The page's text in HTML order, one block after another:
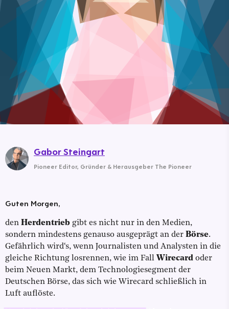
Guten Morgen,
den Herdentrieb gibt es nicht nur in den Medien,
sondern mindestens genauso ausgeprägt an der Börse.
Gefährlich wird‘s, wenn Journalisten und Analysten in die
gleiche Richtung losrennen, wie im Fall Wirecard oder
beim Neuen Markt, dem Technologiesegment der
Deutschen Börse, das sich wie Wirecard schließlich in
Luft auflöste.
Gabor Steingart
Pioneer Editor, Gründer & Herausgeber The Pioneer